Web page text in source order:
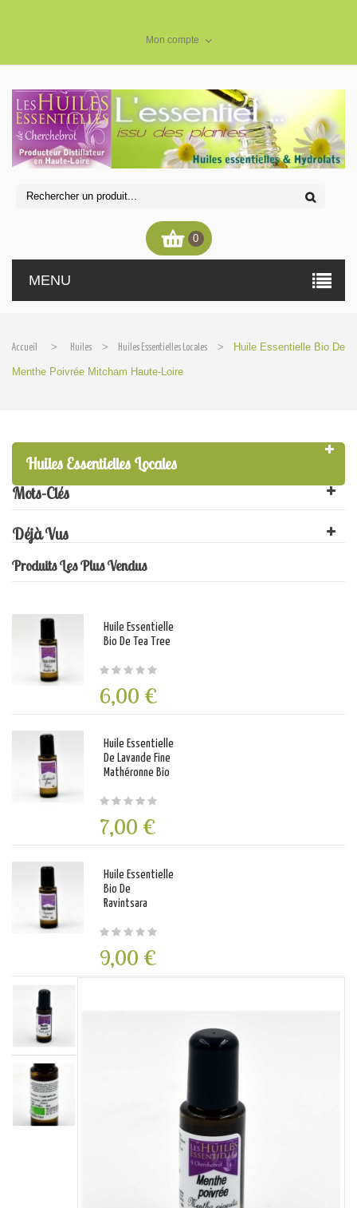
Mon compte
0
MENU
Accueil > Huiles > Huiles Essentielles Locales > Huile Essentielle Bio De
Menthe Poivrée Mitcham Haute-Loire
Huiles Essentielles Locales
Mots-Clés
Déjà Vus
Produits Les Plus Vendus
Huile Essentielle
Bio De Tea Tree
6,00 €
Huile Essentielle
De Lavande Fine
Mathéronne Bio
7,00 €
Huile Essentielle
Bio De
Ravintsara
9,00 €